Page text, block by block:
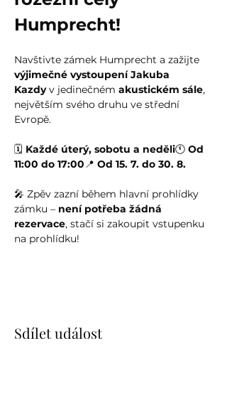
Humprecht!
Navštivte zámek Humprecht a zažijte
výjimečné vystoupení Jakuba
Kazdy v jedinečném akustickém sále,
největším svého druhu ve střední
Evropě.
🗓️ Každé úterý, sobotu a neděli🕚 Od
11:00 do 17:00📍 Od 15. 7. do 30. 8.
🎤 Zpěv zazní během hlavní prohlídky
zámku – není potřeba žádná
rezervace, stačí si zakoupit vstupenku
na prohlídku!
Sdílet událost